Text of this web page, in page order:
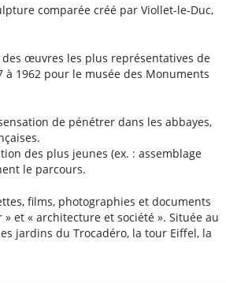
comparée créé par Viollet-le-Duc,
des œuvres les plus représentatives de
à 1962 pour le musée des Monuments
de pénétrer dans les abbayes,
des plus jeunes (ex. : assemblage
le parcours.
films, photographies et documents
et « architecture et société ». Située au
jardins du Trocadéro, la tour Eiffel, la